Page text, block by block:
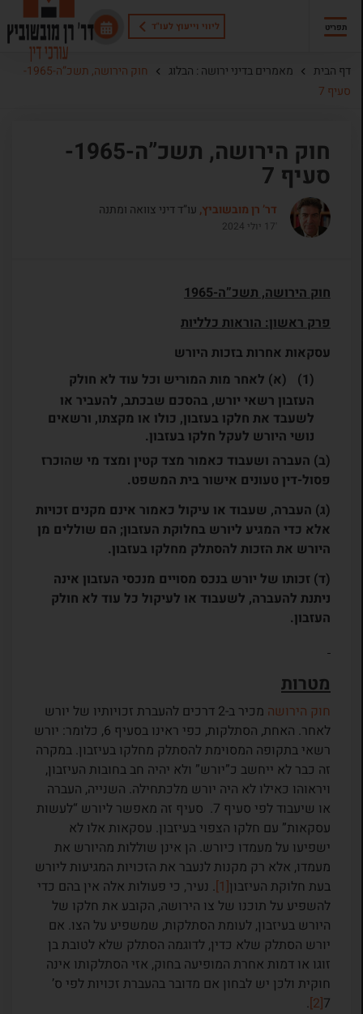
ליווי וייעוץ לעו"ד תפריט
דף הבית מאמרים בדיני ירושה : הבלוג
חוק הירושה, תשכ”ה-1965-
סעיף 7
חוק הירושה, תשכ”ה-1965-
סעיף 7
דר’ רן מובשוביץ,עו”ד דיני צוואה ומתנה
חוק הירושה, תשכ”ה-1965
פרק ראשון: הוראות כלליות
עסקאות אחרות בזכות היורש
(א) לאחר מות המוריש וכל עוד לא חולק
העזבון רשאי יורש, בהסכם שבכתב, להעביר או
לשעבד את חלקו בעזבון, כולו או מקצתו, ורשאים
נושי היורש לעקל חלקו בעזבון.
(ב) העברה ושעבוד כאמור מצד קטין ומצד מי שהוכרז
פסול-דין טעונים אישור בית המשפט.
(ג) העברה, שעבוד או עיקול כאמור אינם מקנים זכויות
אלא כדי המגיע ליורש בחלוקת העזבון; הם שוללים מן
היורש את הזכות להסתלק מחלקו בעזבון.
(ד) זכותו של יורש בנכס מסויים מנכסי העזבון אינה
ניתנת להעברה, לשעבוד או לעיקול כל עוד לא חולק
העזבון.
מטרות
חוק הירושה
מכיר ב-2 דרכים להעברת זכויותיו של יורש
לאחר. האחת, הסתלקות, כפי ראינו בסעיף 6, כלומר: יורש
רשאי בתקופה המסוימת להסתלק מחלקו בעיזבון. במקרה
זה כבר לא ייחשב כ”יורש” ולא יהיה חב בחובות העיזבון,
ויראוהו כאילו לא היה יורש מלכתחילה. השנייה, העברה
או שיעבוד לפי סעיף 7. סעיף זה מאפשר ליורש “לעשות
עסקאות” עם חלקו הצפוי בעיזבון. עסקאות אלו לא
ישפיעו על מעמדו כיורש. הן אינן שוללות מהיורש את
מעמדו, אלא רק מקנות לנעבר את הזכויות המגיעות ליורש
בעת חלוקת העיזבון[1] . נעיר, כי פעולות אלה אין בהם כדי
להשפיע על תוכנו של צו הירושה, הקובע את חלקו של
היורש בעיזבון, לעומת הסתלקות, שמשפיע על הצו. אם
יורש הסתלק שלא כדין, לדוגמה הסתלק שלא לטובת בן
זוגו או דמות אחרת המופיעה בחוק, אזי הסתלקותו אינה
חוקית ולכן יש לבחון אם מדובר בהעברת זכויות לפי ס’
7
[2]
.